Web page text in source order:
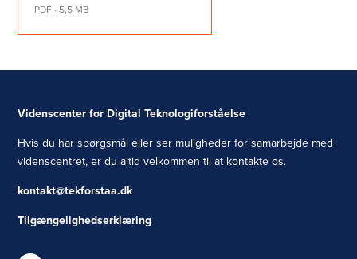
PDF · 5,5 MB
Videnscenter for Digital Teknologiforståelse
Hvis du har spørgsmål eller ser muligheder for samarbejde med
videnscentret, er du altid velkommen til at kontakte os.
kontakt@tekforstaa.dk
Tilgængelighedserklæring